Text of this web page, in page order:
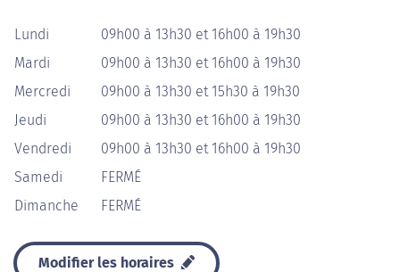
Lundi
09h00 à 13h30 et 16h00 à 19h30
Mardi
09h00 à 13h30 et 16h00 à 19h30
Mercredi
09h00 à 13h30 et 15h30 à 19h30
Jeudi
09h00 à 13h30 et 16h00 à 19h30
Vendredi
09h00 à 13h30 et 16h00 à 19h30
Samedi
FERMÉ
Dimanche
FERMÉ
Modifier les horaires